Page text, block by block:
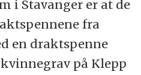
i Stavanger er at de
fra
en draktspenne
på Klepp